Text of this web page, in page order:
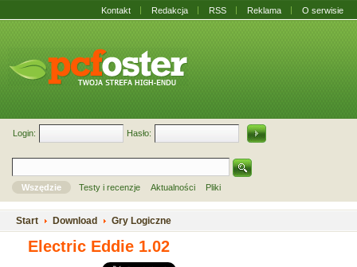
Kontakt Redakcja RSS Reklama O serwisie
Login: Hasło:
Wszędzie Testy i recenzje Aktualności Pliki
Start Download Gry Logiczne
Electric Eddie 1.02